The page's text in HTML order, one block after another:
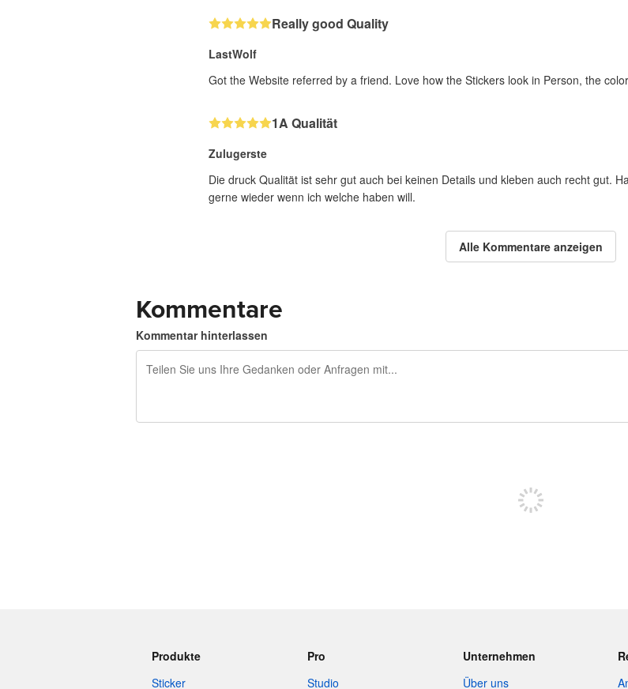
Really good Quality
LastWolf
Got the Website referred by a friend. Love how the Stickers look in Person, the
1A Qualität
Zulugerste
Die druck Qualität ist sehr gut auch bei keinen Details und kleben auch recht gut.
gerne wieder wenn ich welche haben will.
Alle Kommentare anzeigen
Kommentare
Kommentar hinterlassen
Produkte
Sticker
Pro
Studio
Unternehmen
Über uns